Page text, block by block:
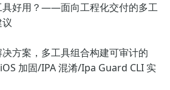
具好用？——面向工程化交付的多工
方案，多工具组合构建可审计的
加固/IPA 混淆/Ipa Guard CLI 实